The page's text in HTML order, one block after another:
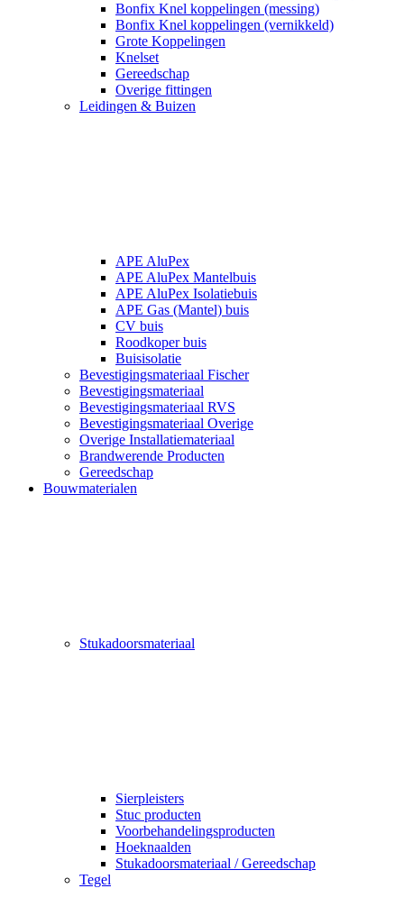
Bonfix Knel koppelingen (messing)
Bonfix Knel koppelingen (vernikkeld)
Grote Koppelingen
Knelset
Gereedschap
Overige fittingen
Leidingen & Buizen
APE AluPex
APE AluPex Mantelbuis
APE AluPex Isolatiebuis
APE Gas (Mantel) buis
CV buis
Roodkoper buis
Buisisolatie
Bevestigingsmateriaal Fischer
Bevestigingsmateriaal
Bevestigingsmateriaal RVS
Bevestigingsmateriaal Overige
Overige Installatiemateriaal
Brandwerende Producten
Gereedschap
Bouwmaterialen
Stukadoorsmateriaal
Sierpleisters
Stuc producten
Voorbehandelingsproducten
Hoeknaalden
Stukadoorsmateriaal / Gereedschap
Tegel